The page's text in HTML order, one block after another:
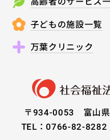
子どもの施設一覧
万葉クリニック
〒934-0053 富山県
TEL：0766-82-8282